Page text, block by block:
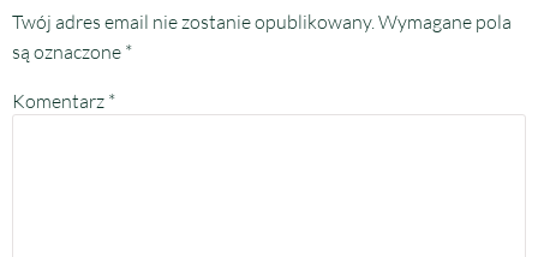
Twój adres email nie zostanie opublikowany.Wymagane pola
są oznaczone *
Komentarz *